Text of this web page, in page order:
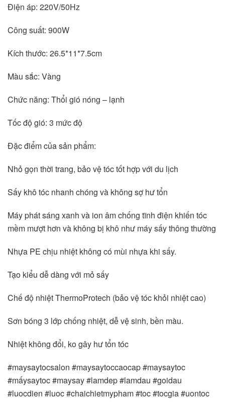
Điện áp: 220V/50Hz
Công suất: 900W
Kích thước: 26.5*11*7.5cm
Màu sắc: Vàng
Chức năng: Thổi gió nóng – lạnh
Tốc độ gió: 3 mức độ
Đặc điểm của sản phẩm:
Nhỏ gọn thời trang, bảo vệ tóc tốt hợp với du lịch
Sấy khô tóc nhanh chóng và không sợ hư tổn
Máy phát sáng xanh và ion âm chống tĩnh điện khiến tóc
Nhựa PE chịu nhiệt không có mùi nhựa khi sấy.
Tạo kiểu dễ dàng với mỏ sấy
Chế độ nhiệt ThermoProtech (bảo vệ tóc khỏi nhiệt cao)
Sơn bóng 3 lớp chống nhiệt, dễ vệ sinh, bền màu.
Nhiệt không đổi, ko gây hư tổn tóc
#maysaytocsalon #maysaytoccaocap #maysaytoc
#mấysaytoc #maysay #lamdep #lamdau #goidau
#luocdien #luoc #chaichietmypham #toc #tocgia #uontoc